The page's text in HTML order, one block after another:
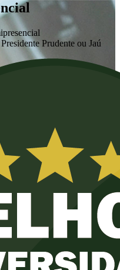
Prudente ou Jaú